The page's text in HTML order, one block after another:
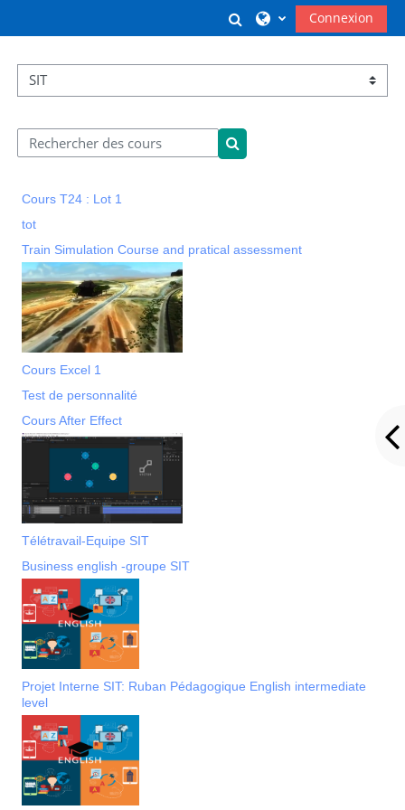
Activer/désactiver
Connexion
Catégories de cours
Rechercher des cours
Rechercher des cours
Cours T24 : Lot 1
tot
Train Simulation Course and pratical assessment
Cours Excel 1
Test de personnalité
Cours After Effect
Télétravail-Equipe SIT
Business english -groupe SIT
Projet Interne SIT: Ruban Pédagogique English intermediate
level